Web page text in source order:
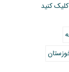
کنید